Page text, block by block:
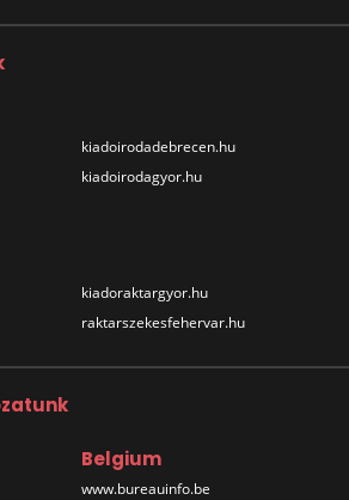
kiadoirodadebrecen.hu
kiadoirodagyor.hu
kiadoraktargyor.hu
raktarszekesfehervar.hu
Belgium
www.bureauinfo.be